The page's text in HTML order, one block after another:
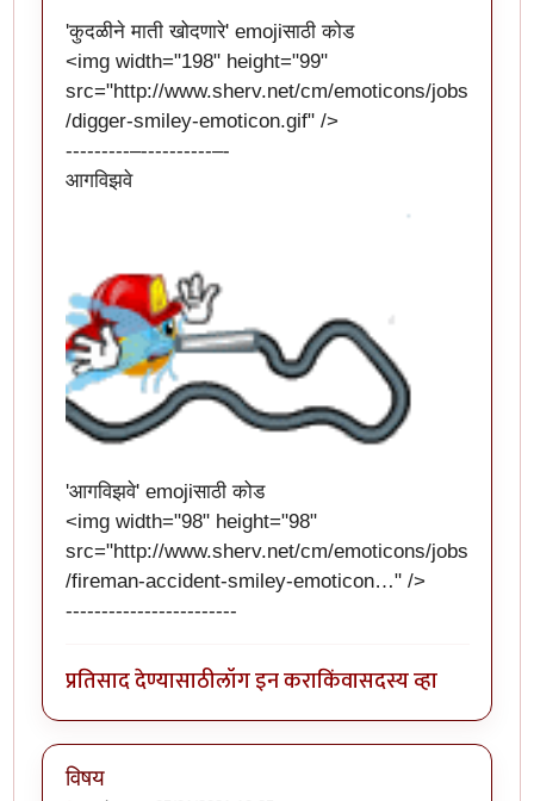
'कुदळीने माती खोदणारे' emojiसाठी कोड
<img width="198" height="99"
src="http://www.sherv.net/cm/emoticons/jobs
/digger-smiley-emoticon.gif" />
---------–----------–-
आगविझवे
'आगविझवे' emojiसाठी कोड
<img width="98" height="98"
src="http://www.sherv.net/cm/emoticons/jobs
/fireman-accident-smiley-emoticon…" />
------------------------
प्रतिसाद देण्यासाठीलॉग इन कराकिंवासदस्य व्हा
विषय